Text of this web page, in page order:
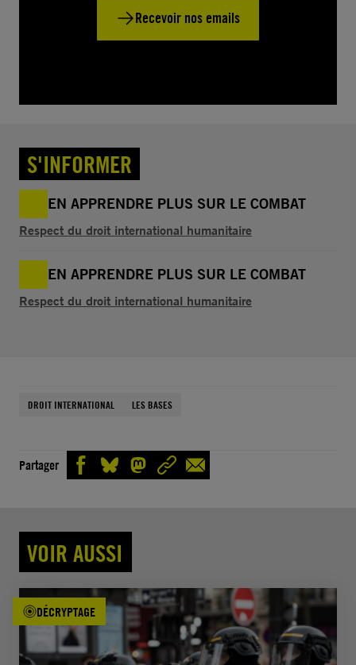
Recevoir nos emails
S'INFORMER
EN APPRENDRE PLUS SUR LE COMBAT
Respect du droit international humanitaire
EN APPRENDRE PLUS SUR LE COMBAT
Respect du droit international humanitaire
DROIT INTERNATIONAL LES BASES
Partager
VOIR AUSSI
DÉCRYPTAGE